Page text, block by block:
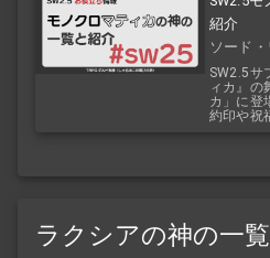
紹介
ソード
覧で！
SW2.5サ
ィカ』の
カ」に登
約印や祝
ラクシアの神の一覧